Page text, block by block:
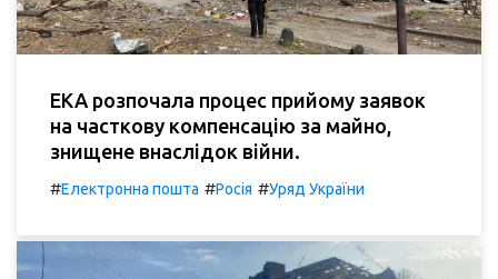
ЕКА розпочала процес прийому заявок
на часткову компенсацію за майно,
знищене внаслідок війни.
#Електронна пошта #Росія #Уряд України